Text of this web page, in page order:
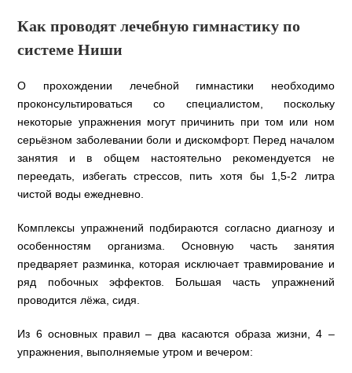
Как проводят лечебную гимнастику по
системе Ниши
О прохождении лечебной гимнастики необходимо
проконсультироваться со специалистом, поскольку
некоторые упражнения могут причинить при том или ном
серьёзном заболевании боли и дискомфорт. Перед началом
занятия и в общем настоятельно рекомендуется не
переедать, избегать стрессов, пить хотя бы 1,5-2 литра
чистой воды ежедневно.
Комплексы упражнений подбираются согласно диагнозу и
особенностям организма. Основную часть занятия
предваряет разминка, которая исключает травмирование и
ряд побочных эффектов. Большая часть упражнений
проводится лёжа, сидя.
Из 6 основных правил – два касаются образа жизни, 4 –
упражнения, выполняемые утром и вечером: